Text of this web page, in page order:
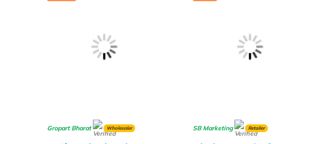
Gropart Bharat Wholesaler SB Marketing Retailer